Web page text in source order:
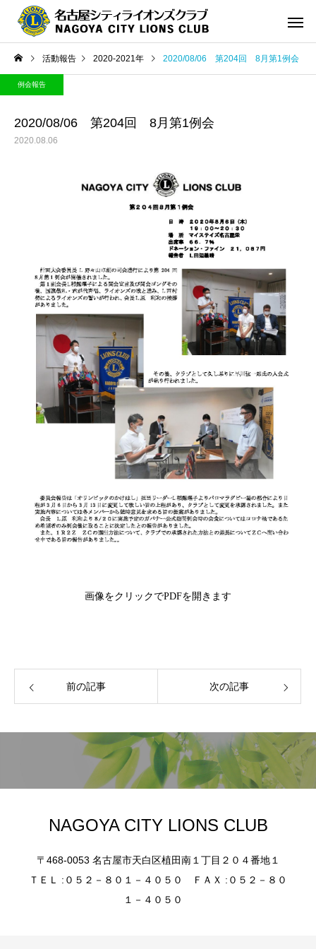
活動報告 2020-2021年 2020/08/06 第204回 8月第1例会
例会報告
2020/08/06 第204回 8月第1例会
2020.08.06
画像をクリックでPDFを開きます
前の記事 次の記事
NAGOYA CITY LIONS CLUB
〒468-0053 名古屋市天白区植田南１丁目２０４番地１
ＴＥＬ :０５２－８０１－４０５０ ＦＡＸ :０５２－８０
１－４０５０